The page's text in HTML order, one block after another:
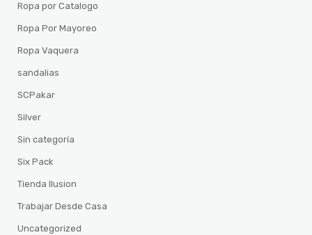
Ropa por Catalogo
Ropa Por Mayoreo
Ropa Vaquera
sandalias
SCPakar
Silver
Sin categoría
Six Pack
Tienda Ilusion
Trabajar Desde Casa
Uncategorized